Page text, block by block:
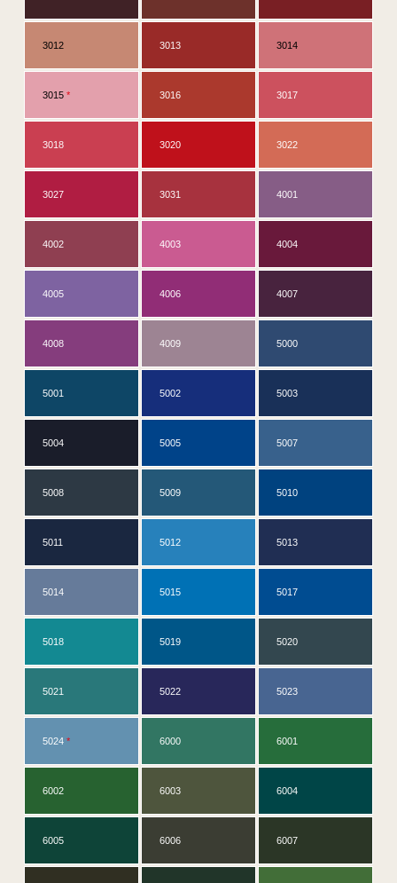
3012 3013 3014
3015 * 3016 3017
3018 3020 3022
3027 3031 4001
4002 4003 4004
4005 4006 4007
4008 4009 5000
5001 5002 5003
5004 5005 5007
5008 5009 5010
5011 5012 5013
5014 5015 5017
5018 5019 5020
5021 5022 5023
5024 * 6000 6001
6002 6003 6004
6005 6006 6007